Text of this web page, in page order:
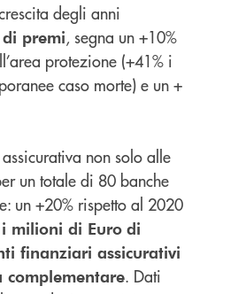
degli anni
premi, segna un +10%
protezione (+41% i
caso morte) e un +
non solo alle
un totale di 80 banche
un +20% rispetto al 2020
milioni di Euro di
finanziari assicurativi
. Dati